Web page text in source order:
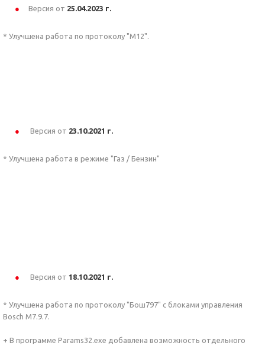
Версия от 25.04.2023 г.
* Улучшена работа по протоколу "М12".
Версия от 23.10.2021 г.
* Улучшена работа в режиме "Газ / Бензин"
Версия от 18.10.2021 г.
* Улучшена работа по протоколу "Бош797" с блоками управления
Bosch M7.9.7.
+ В программе Params32.exe добавлена возможность отдельного